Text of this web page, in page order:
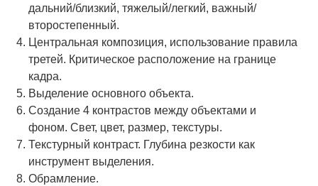
дальний/близкий, тяжелый/легкий, важный/
второстепенный.
Центральная композиция, использование правила
третей. Критическое расположение на границе
кадра.
Выделение основного объекта.
Создание 4 контрастов между объектами и
фоном. Свет, цвет, размер, текстуры.
Текстурный контраст. Глубина резкости как
инструмент выделения.
Обрамление.